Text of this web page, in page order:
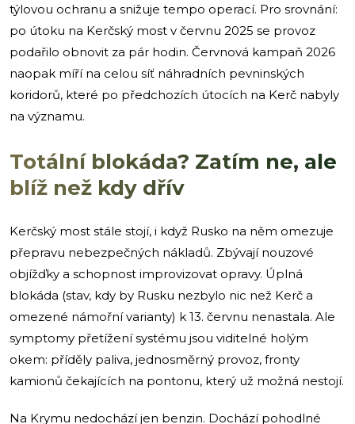
týlovou ochranu a snižuje tempo operací. Pro srovnání:
po útoku na Kerčský most v červnu 2025 se provoz
podařilo obnovit za pár hodin. Červnová kampaň 2026
naopak míří na celou síť náhradních pevninských
koridorů, které po předchozích útocích na Kerč nabyly
na významu.
Totální blokáda? Zatím ne, ale
blíž než kdy dřív
Kerčský most stále stojí, i když Rusko na něm omezuje
přepravu nebezpečných nákladů. Zbývají nouzové
objížďky a schopnost improvizovat opravy. Úplná
blokáda (stav, kdy by Rusku nezbylo nic než Kerč a
omezené námořní varianty) k 13. červnu nenastala. Ale
symptomy přetížení systému jsou viditelné holým
okem: příděly paliva, jednosměrný provoz, fronty
kamionů čekajících na pontonu, který už možná nestojí.
Na Krymu nedochází jen benzin. Dochází pohodlné